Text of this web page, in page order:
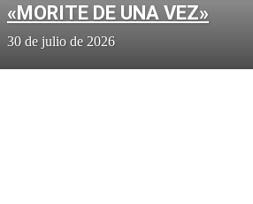
«MORITE DE UNA VEZ»
30 de julio de 2026